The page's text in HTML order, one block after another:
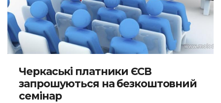
Черкаські платники ЄСВ
запрошуються на безкоштовний
семінар